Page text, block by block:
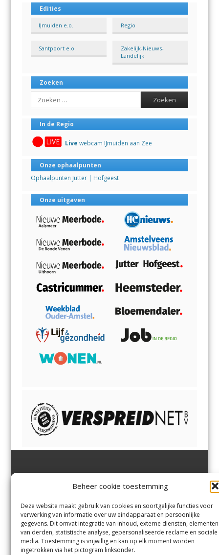
Beheer cookie toestemming
Deze website maakt gebruik van cookies en soortgelijke functies voor
verwerking van informatie over uw eindapparaat en persoonlijke
gegevens. Dit omvat integratie van inhoud, externe diensten, elementen
van derden, statistische analyse, gepersonaliseerde reclame en sociale
media. Toestemming is vrijwillig en kan op elk moment worden
ingetrokken via het pictogram linksonder.
Edities
IJmuiden e.o. Regio
Santpoort e.o.
Zakelijk-Nieuws-
Landelijk
Zoeken
Search
In de Regio
Live webcam IJmuiden aan Zee
Onze ophaalpunten
Ophaalpunten Jutter | Hofgeest
Onze uitgaven
Margadantstraat 34
0255-533900
info@jutter.nlofinfo@hofgee
st.nl
Velserbroek,Velsen-Zuid,
Zuid,Driehuisen
Spaarnwoude.
Contact